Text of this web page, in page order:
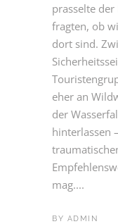
prasselte der
fragten, ob
dort sind.
eher an
der
hinterlassen
mag....
BY ADMIN